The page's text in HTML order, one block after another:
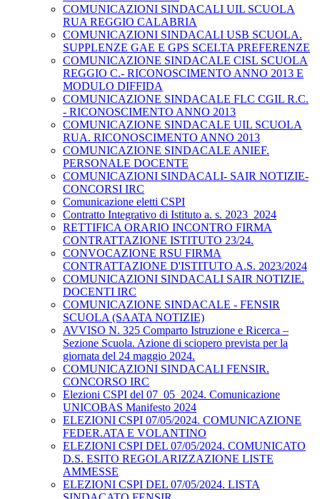
COMUNICAZIONI SINDACALI UIL SCUOLA
RUA REGGIO CALABRIA
COMUNICAZIONI SINDACALI USB SCUOLA.
SUPPLENZE GAE E GPS SCELTA PREFERENZE
COMUNICAZIONE SINDACALE CISL SCUOLA
REGGIO C.- RICONOSCIMENTO ANNO 2013 E
MODULO DIFFIDA
COMUNICAZIONE SINDACALE FLC CGIL R.C.
- RICONOSCIMENTO ANNO 2013
COMUNICAZIONE SINDACALE UIL SCUOLA
RUA. RICONOSCIMENTO ANNO 2013
COMUNICAZIONE SINDACALE ANIEF.
PERSONALE DOCENTE
COMUNICAZIONI SINDACALI- SAIR NOTIZIE-
CONCORSI IRC
Comunicazione eletti CSPI
Contratto Integrativo di Istituto a. s. 2023_2024
RETTIFICA ORARIO INCONTRO FIRMA
CONTRATTAZIONE ISTITUTO 23/24.
CONVOCAZIONE RSU FIRMA
CONTRATTAZIONE D'ISTITUTO A.S. 2023/2024
COMUNICAZIONI SINDACALI SAIR NOTIZIE.
DOCENTI IRC
COMUNICAZIONE SINDACALE - FENSIR
SCUOLA (SAATA NOTIZIE)
AVVISO N. 325 Comparto Istruzione e Ricerca –
Sezione Scuola. Azione di sciopero prevista per la
giornata del 24 maggio 2024.
COMUNICAZIONI SINDACALI FENSIR.
CONCORSO IRC
Elezioni CSPI del 07_05_2024. Comunicazione
UNICOBAS Manifesto 2024
ELEZIONI CSPI 07/05/2024. COMUNICAZIONE
FEDER.ATA E VOLANTINO
ELEZIONI CSPI DEL 07/05/2024. COMUNICATO
D.S. ESITO REGOLARIZZAZIONE LISTE
AMMESSE
ELEZIONI CSPI DEL 07/05/2024. LISTA